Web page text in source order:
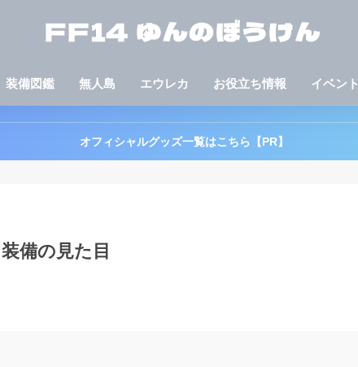
装備図鑑 無人島 エウレカ お役立ち情報 イベント
オフィシャルグッズ一覧はこちら【PR】
備の見た目